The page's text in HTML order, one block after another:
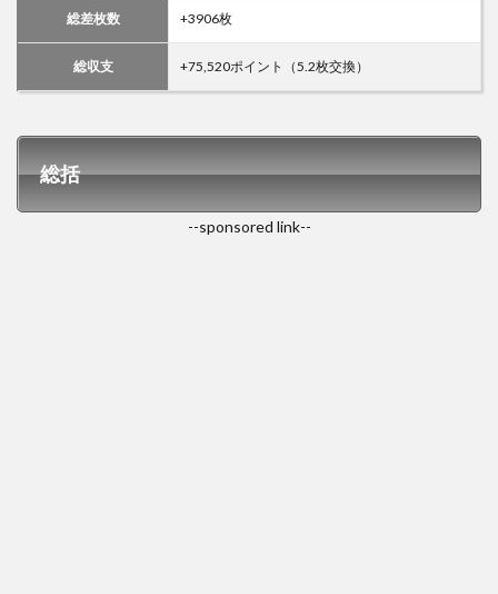
総差枚数 +3906枚
総収支 +75,520ポイント（5.2枚交換）
総括
--sponsored link--